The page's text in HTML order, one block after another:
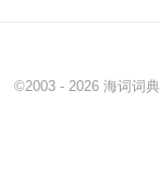
©2003 - 2026 海词词典